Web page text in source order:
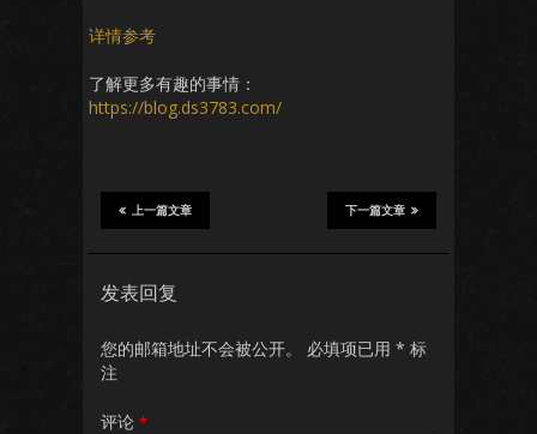
详情参考
了解更多有趣的事情：
https://blog.ds3783.com/
下一篇文章
上一篇文章
发表回复
您的邮箱地址不会被公开。 必填项已用 * 标
注
评论 *